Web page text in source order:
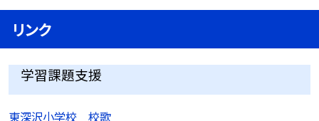
リンク
学習課題支援
東深沢小学校 校歌